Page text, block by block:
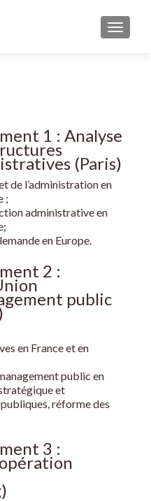
MENU
1 : Analyse
(Paris)
de l’administration en
;
administrative en
en Europe.
2 :
public
en France et en
public en
et
réforme des
3 :